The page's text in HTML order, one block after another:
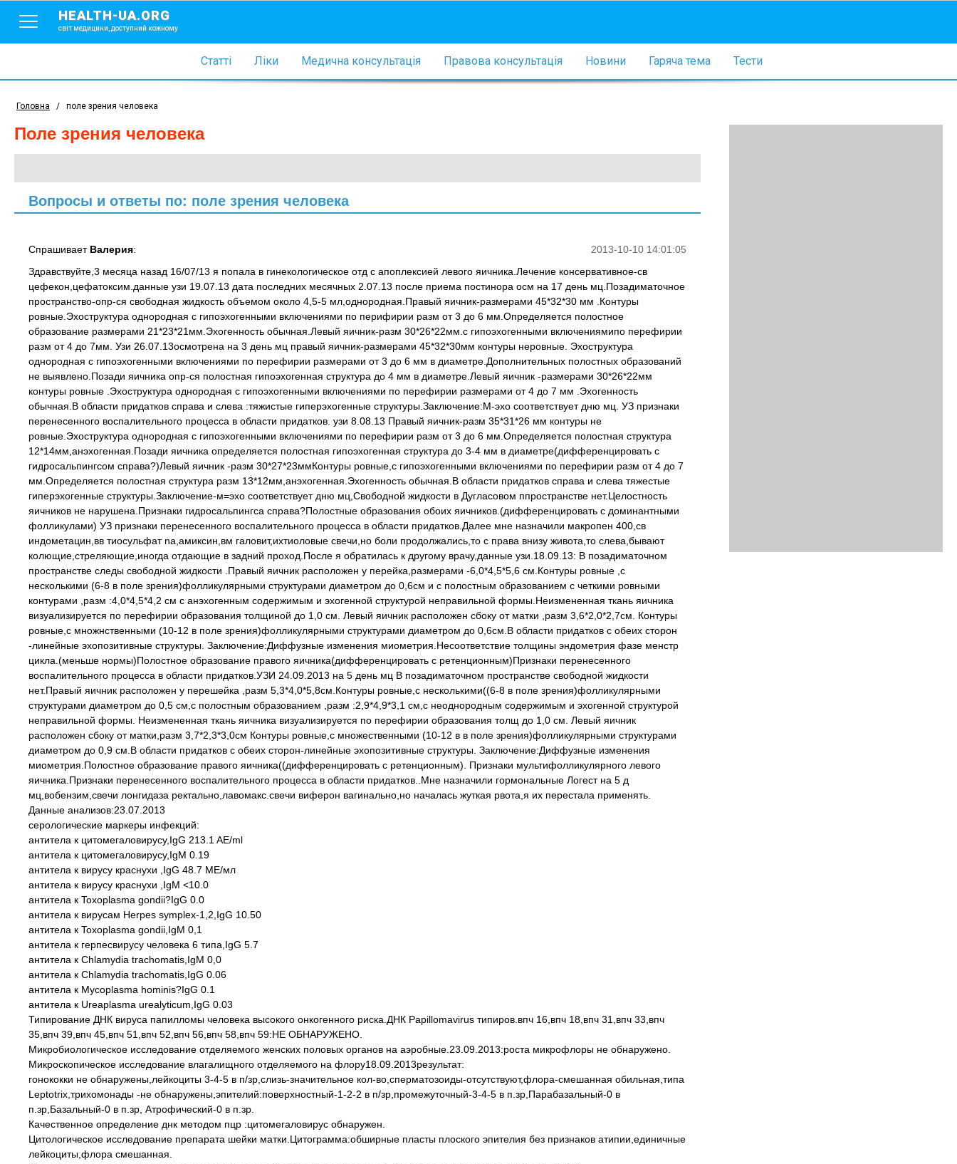
HEALTH-UA.ORG
світ медицини, доступний кожному
Статті Ліки Медична консультація Правова консультація Новини Гаряча тема Тести
Головна / поле зрения человека
поле зрения человека
Вопросы и ответы по: поле зрения человека
2013-10-10 14:01:05
Спрашивает Валерия:
Здравствуйте,3 месяца назад 16/07/13 я попала в гинекологическое отд с апоплексией левого яичника.Лечение консервативное-св
цефекон,цефатоксим.данные узи 19.07.13 дата последних месячных 2.07.13 после приема постинора осм на 17 день мц.Позадиматочное
пространство-опр-ся свободная жидкость объемом около 4,5-5 мл,однородная.Правый яичник-размерами 45*32*30 мм .Контуры
ровные.Эхоструктура однородная с гипоэхогенными включениями по перифирии разм от 3 до 6 мм.Определяется полостное
образование размерами 21*23*21мм.Эхогенность обычная.Левый яичник-разм 30*26*22мм.с гипоэхогенными включениямипо перефирии
разм от 4 до 7мм. Узи 26.07.13осмотрена на 3 день мц правый яичник-размерами 45*32*30мм контуры неровные. Эхоструктура
однородная с гипоэхогенными включениями по перефирии размерами от 3 до 6 мм в диаметре.Дополнительных полостных образований
не выявлено.Позади яичника опр-ся полостная гипоэхогенная структура до 4 мм в диаметре.Левый яичник -размерами 30*26*22мм
контуры ровные .Эхоструктура однородная с гипоэхогенными включениями по перефирии размерами от 4 до 7 мм .Эхогенность
обычная.В области придатков справа и слева :тяжистые гиперэхогенные структуры.Заключение:М-эхо соответствует дню мц. УЗ признаки
перенесенного воспалительного процесса в области придатков. узи 8.08.13 Правый яичник-разм 35*31*26 мм контуры не
ровные.Эхоструктура однородная с гипоэхогенными включениями по перефирии разм от 3 до 6 мм.Определяется полостная структура
12*14мм,анэхогенная.Позади яичника определяется полостная гипоэхогенная структура до 3-4 мм в диаметре(дифференцировать с
гидросальпингсом справа?)Левый яичник -разм 30*27*23ммКонтуры ровные,с гипоэхогенными включениями по перефирии разм от 4 до 7
мм.Определяется полостная структура разм 13*12мм,анэхогенная.Эхогенность обычная.В области придатков справа и слева тяжестые
гиперэхогенные структуры.Заключение-м=эхо соответствует дню мц,Свободной жидкости в Дугласовом ппространстве нет.Целостность
яичников не нарушена.Признаки гидросальпингса справа?Полостные образования обоих яичников.(дифференцировать с доминантными
фолликулами) УЗ признаки перенесенного воспалительного процесса в области придатков.Далее мне назначили макропен 400,св
индометацин,вв тиосульфат na,амиксин,вм галовит,ихтиоловые свечи,но боли продолжались,то с права внизу живота,то слева,бывают
колющие,стреляющие,иногда отдающие в задний проход.После я обратилась к другому врачу,данные узи.18.09.13: В позадиматочном
пространстве следы свободной жидкости .Правый яичник расположен у перейка,размерами -6,0*4,5*5,6 см.Контуры ровные ,с
несколькими (6-8 в поле зрения)фолликулярными структурами диаметром до 0,6см и с полостным образованием с четкими ровными
контурами ,разм :4,0*4,5*4,2 см с анэхогенным содержимым и эхогенной структурой неправильной формы.Неизмененная ткань яичника
визуализируется по перефирии образования толщиной до 1,0 см. Левый яичник расположен сбоку от матки ,разм 3,6*2,0*2,7см. Контуры
ровные,с множнственными (10-12 в поле зрения)фолликулярными структурами диаметром до 0,6см.В области придатков с обеих сторон
-линейные эхопозитивные структуры. Заключение:Диффузные изменения миометрия.Несоответствие толщины эндометрия фазе менстр
цикла.(меньше нормы)Полостное образование правого яичника(дифференцировать с ретенционным)Признаки перенесенного
воспалительного процесса в области придатков.УЗИ 24.09.2013 на 5 день мц В позадиматочном пространстве свободной жидкости
нет.Правый яичник расположен у перешейка ,разм 5,3*4,0*5,8см.Контуры ровные,с несколькими((6-8 в поле зрения)фолликулярными
структурами диаметром до 0,5 см,с полостным образованием ,разм :2,9*4,9*3,1 см,с неоднородным содержимым и эхогенной структурой
неправильной формы. Неизмененная ткань яичника визуализируется по перефирии образования толщ до 1,0 см. Левый яичник
расположен сбоку от матки,разм 3,7*2,3*3,0см Контуры ровные,с множественными (10-12 в в поле зрения)фолликулярными структурами
диаметром до 0,9 см.В области придатков с обеих сторон-линейные эхопозитивные структуры. Заключение:Диффузные изменения
миометрия.Полостное образование правого яичника((дифференцировать с ретенционным). Признаки мультифолликулярного левого
яичника.Признаки перенесенного воспалительного процесса в области придатков..Мне назначили гормональные Логест на 5 д
мц,вобензим,свечи лонгидаза ректально,лавомакс.свечи виферон вагинально,но началась жуткая рвота,я их перестала применять.
Данные анализов:23.07.2013
серологические маркеры инфекций:
антитела к цитомегаловирусу,IgG 213.1 AE/ml
антитела к цитомегаловирусу,IgM 0.19
антитела к вирусу краснухи ,IgG 48.7 ME/мл
антитела к вирусу краснухи ,IgM <10.0
антитела к Toxoplasma gondii?IgG 0.0
антитела к вирусам Herpes symplex-1,2,IgG 10.50
антитела к Toxoplasma gondii,IgM 0,1
антитела к герпесвирусу человека 6 типа,IgG 5.7
антитела к Chlamydia trachomatis,IgM 0,0
антитела к Chlamydia trachomatis,IgG 0.06
антитела к Mycoplasma hominis?IgG 0.1
антитела к Ureaplasma urealyticum,IgG 0.03
Типирование ДНК вируса папилломы человека высокого онкогенного риска.ДНК Papillomavirus типиров.впч 16,впч 18,впч 31,впч 33,впч
35,впч 39,впч 45,впч 51,впч 52,впч 56,впч 58,впч 59:НЕ ОБНАРУЖЕНО.
Микробиологическое исследование отделяемого женских половых органов на аэробные.23.09.2013:роста микрофлоры не обнаружено.
Микроскопическое исследование влагалищного отделяемого на флору18.09.2013результат:
гонококки не обнаружены,лейкоциты 3-4-5 в п/зр,слизь-значительное кол-во,сперматозоиды-отсутствуют,флора-смешанная обильная,типа
Leptotrix,трихомонады -не обнаружены,эпителий:поверхностный-1-2-2 в п/зр,промежуточный-3-4-5 в п.зр,Парабазальный-0 в
п.зр,Базальный-0 в п.зр, Атрофический-0 в п.зр.
Качественное определение днк методом пцр :цитомегаловирус обнаружен.
Цитологическое исследование препарата шейки матки.Цитограмма:обширные пласты плоского эпителия без признаков атипии,единичные
лейкоциты,флора смешанная.